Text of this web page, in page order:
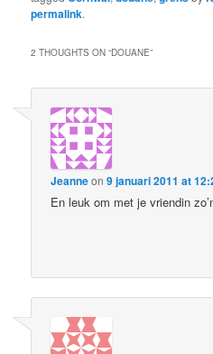
permalink.
2 THOUGHTS ON “DOUANE”
Jeanneon9 januari 2011 at
En leuk om met je vriendin